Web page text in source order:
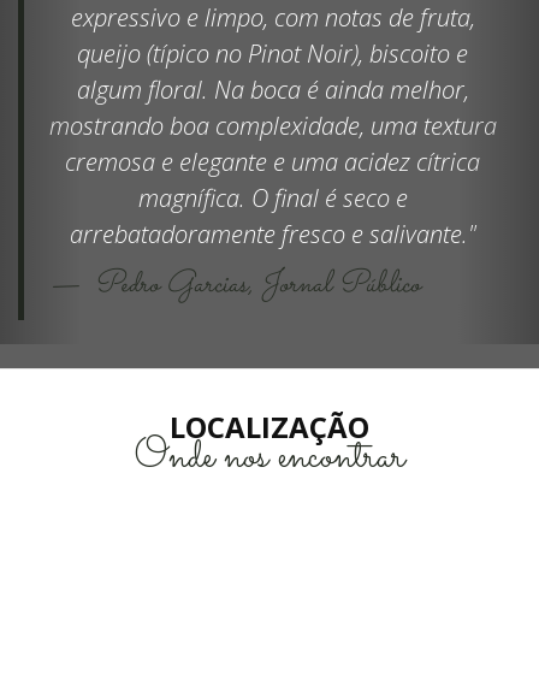
expressivo e limpo, com notas de fruta,
queijo (típico no Pinot Noir), biscoito e
algum floral. Na boca é ainda melhor,
mostrando boa complexidade, uma textura
cremosa e elegante e uma acidez cítrica
magnífica. O final é seco e
arrebatadoramente fresco e salivante."
Pedro Garcias, Jornal Público
LOCALIZAÇÃO
Onde nos encontrar